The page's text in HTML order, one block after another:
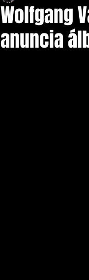
Wolfgang
anuncia